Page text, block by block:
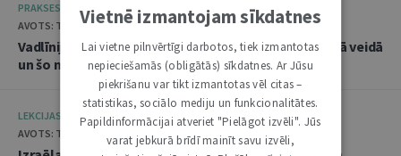
PRAKSES MATERIĀLI
AVOTS: TIESĪBSARGA BIROJS, 2025
Vadlīnijas "Amatpersonu datu apstrāde audiovizuālā veidā
un šo materiālu publicēšana"
LEKCIJAS
AVOTS: TIESLIETU AKADĒMIJA, 2025
Vietnē izmantojam sīkdatnes
Lai vietne pilnvērtīgi darbotos, tiek izmantotas
nepieciešamās (obligātās) sīkdatnes. Ar Jūsu
piekrišanu var tikt izmantotas vēl citas –
statistikas, sociālo mediju un funkcionalitātes.
Papildinformācijai atveriet "Pielāgot izvēli". Jūs
varat jebkurā brīdī mainīt savu izvēli,